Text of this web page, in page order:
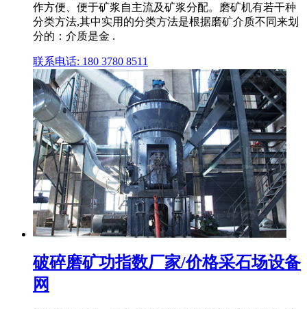
作方便、便于矿浆自主流及矿浆分配。磨矿机有若干种
分类方法,其中实用的分类方法是根据磨矿介质不同来划
分的：介质是金 .
联系电话: 180 3780 8511
破碎磨矿功指数厂家/价格采石场设备
网